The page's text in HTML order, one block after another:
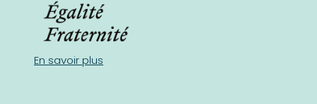
En savoir plus